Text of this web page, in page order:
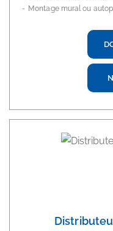
Montage mural ou